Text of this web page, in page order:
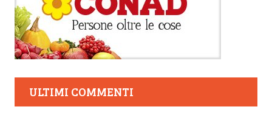
ULTIMI COMMENTI